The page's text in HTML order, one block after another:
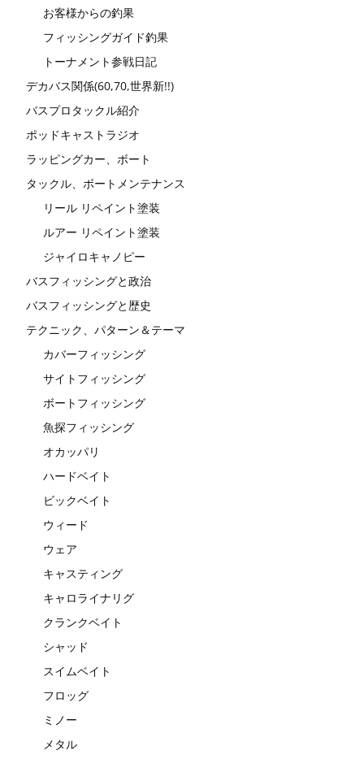
お客様からの釣果
フィッシングガイド釣果
トーナメント参戦日記
デカバス関係(60,70,世界新!!)
バスプロタックル紹介
ポッドキャストラジオ
ラッピングカー、ボート
タックル、ボートメンテナンス
リール リペイント塗装
ルアー リペイント塗装
ジャイロキャノピー
バスフィッシングと政治
バスフィッシングと歴史
テクニック、パターン＆テーマ
カバーフィッシング
サイトフィッシング
ボートフィッシング
魚探フィッシング
オカッパリ
ハードベイト
ビックベイト
ウィード
ウェア
キャスティング
キャロライナリグ
クランクベイト
シャッド
スイムベイト
フロッグ
ミノー
メタル